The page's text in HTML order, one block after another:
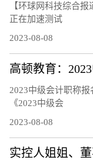
【环球网科技综合
正在加速测试
2023-08-08
2023中级会计职称
《2023中级会
2023-08-08